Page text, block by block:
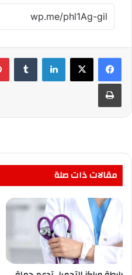
لينكدإن
طباعة
مقالات ذات صلة